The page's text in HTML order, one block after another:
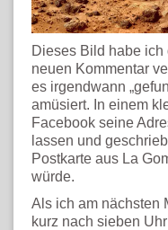
Dieses Bild habe
neuen Kommentar
es irgendwann
amüsiert. In einem
Facebook seine
lassen und
Postkarte aus La
würde.
Als ich am nächsten
kurz nach sieben